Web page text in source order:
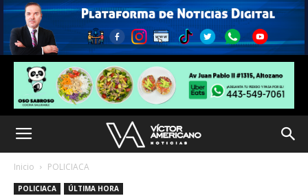
Inicio POLICIACA
POLICIACA ÚLTIMA HORA